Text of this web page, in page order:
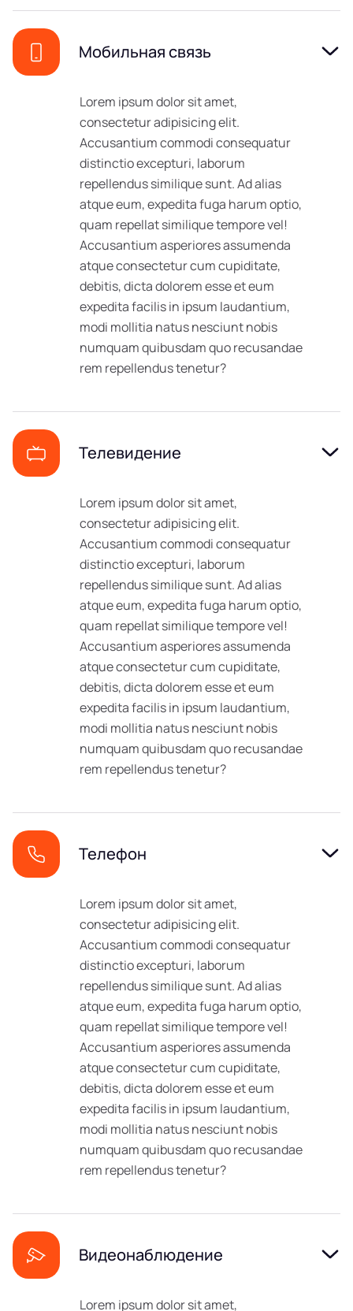
Мобильная связь
Lorem ipsum dolor sit amet,
consectetur adipisicing elit.
Accusantium commodi consequatur
distinctio excepturi, laborum
repellendus similique sunt. Ad alias
atque eum, expedita fuga harum optio,
quam repellat similique tempore vel!
Accusantium asperiores assumenda
atque consectetur cum cupiditate,
debitis, dicta dolorem esse et eum
expedita facilis in ipsum laudantium,
modi mollitia natus nesciunt nobis
numquam quibusdam quo recusandae
rem repellendus tenetur?
Телевидение
Lorem ipsum dolor sit amet,
consectetur adipisicing elit.
Accusantium commodi consequatur
distinctio excepturi, laborum
repellendus similique sunt. Ad alias
atque eum, expedita fuga harum optio,
quam repellat similique tempore vel!
Accusantium asperiores assumenda
atque consectetur cum cupiditate,
debitis, dicta dolorem esse et eum
expedita facilis in ipsum laudantium,
modi mollitia natus nesciunt nobis
numquam quibusdam quo recusandae
rem repellendus tenetur?
Телефон
Lorem ipsum dolor sit amet,
consectetur adipisicing elit.
Accusantium commodi consequatur
distinctio excepturi, laborum
repellendus similique sunt. Ad alias
atque eum, expedita fuga harum optio,
quam repellat similique tempore vel!
Accusantium asperiores assumenda
atque consectetur cum cupiditate,
debitis, dicta dolorem esse et eum
expedita facilis in ipsum laudantium,
modi mollitia natus nesciunt nobis
numquam quibusdam quo recusandae
rem repellendus tenetur?
Видеонаблюдение
Lorem ipsum dolor sit amet,